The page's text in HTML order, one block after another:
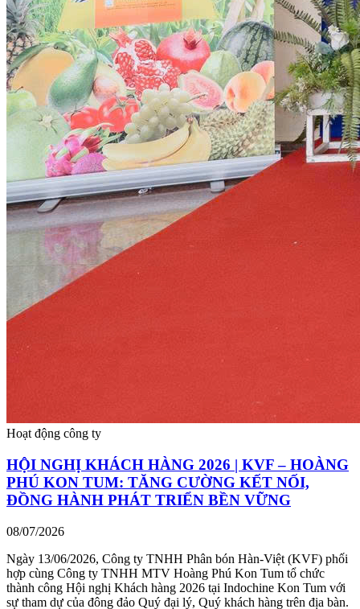
Hoạt động công ty
HỘI NGHỊ KHÁCH HÀNG 2026 | KVF – HOÀNG
PHÚ KON TUM: TĂNG CƯỜNG KẾT NỐI,
ĐỒNG HÀNH PHÁT TRIỂN BỀN VỮNG
08/07/2026
Ngày 13/06/2026, Công ty TNHH Phân bón Hàn-Việt (KVF) phối
hợp cùng Công ty TNHH MTV Hoàng Phú Kon Tum tổ chức
thành công Hội nghị Khách hàng 2026 tại Indochine Kon Tum với
sự tham dự của đông đảo Quý đại lý, Quý khách hàng trên địa bàn.